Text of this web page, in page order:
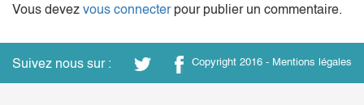
Vous devez vous connecterpour publier un commentaire.
Suivez nous sur : Copyright 2016 - Mentions légales